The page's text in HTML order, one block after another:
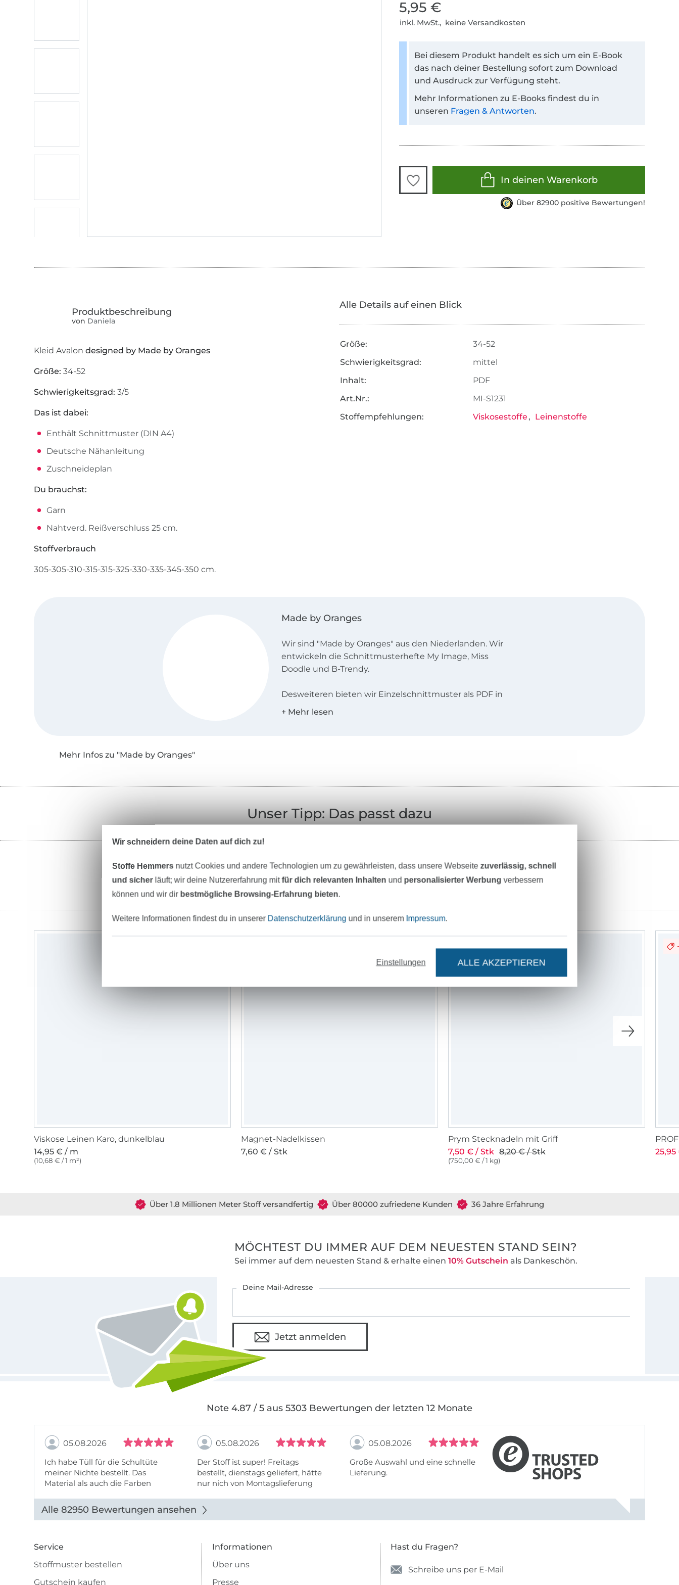
5,95 €
inkl. MwSt., keine Versandkosten
Bei diesem Produkt handelt es sich um ein E-Book
das nach deiner Bestellung sofort zum Download
und Ausdruck zur Verfügung steht.
Mehr Informationen zu E-Books findest du in
unseren Fragen & Antworten.
In deinen Warenkorb
Über 82900 positive Bewertungen!
von Daniela
Kleid Avalondesigned by Made by Oranges
Größe: 34-52
Schwierigkeitsgrad: 3/5
Das ist dabei:
Enthält Schnittmuster (DIN A4)
Deutsche Nähanleitung
Zuschneideplan
Du brauchst:
Garn
Nahtverd. Reißverschluss 25 cm.
Stoffverbrauch
305-305-310-315-315-325-330-335-345-350 cm.
Alle Details auf einen Blick
Größe:
34-52
Schwierigkeitsgrad:
mittel
Inhalt:
PDF
Art.Nr.:
MI-S1231
Stoffempfehlungen:
Viskosestoffe Leinenstoffe
Made by Oranges
Wir sind "Made by Oranges" aus den Niederlanden. Wir
entwickeln die Schnittmusterhefte My Image, Miss
Doodle und B-Trendy.
Desweiteren bieten wir Einzelschnittmuster als PDF in
den Landessprachen Deutsch, Englisch, Niederländisch
Mehr Infos zu "Made by Oranges"
Unser Tipp: Das passt dazu
Stoffe Nähzubehör
Viskose Leinen Karo, dunkelblau
14,95 € / m
(10,68 € / 1 m²)
Magnet-Nadelkissen
7,60 € / Stk
-9%
Prym Stecknadeln mit Griff
7,50 € / Stk 8,20 € / Stk
(750,00 € / 1 kg)
Über 1.8 Millionen Meter Stoff versandfertig Über 80000 zufriedene Kunden 36 Jahre Erfahrung
MÖCHTEST DU IMMER AUF DEM NEUESTEN STAND SEIN?
Sei immer auf dem neuesten Stand & erhalte einen 10% Gutschein als Dankeschön.
Deine Mail-Adresse
Jetzt anmelden
Note 4.87 / 5 aus 5303 Bewertungen der letzten 12 Monate
05.08.2026
Ich habe Tüll für die Schultüte
meiner Nichte bestellt. Das
Material als auch die Farben
Abbildung u sieht toll aus. Die
Lieferung erfolgte zügig u auch
05.08.2026
Der Stoff ist super! Freitags
bestellt, dienstags geliefert, hätte
nur nich von Montagslieferung
05.08.2026
Große Auswahl und eine schnelle
Lieferung.
Alle 82950 Bewertungen ansehen
Service
Stoffmuster bestellen
Gutschein kaufen
Informationen
Über uns
Presse
Hast du Fragen?
Schreibe uns per E-Mail
Wir schneidern deine Daten auf dich zu!
Stoffe Hemmers nutzt Cookies und andere Technologien um zu gewährleisten, dass unsere Webseitezuverlässig, schnell
und sicherläuft; wir deine Nutzererfahrung mitfür dich relevanten Inhalten und personalisierter Werbung verbessern
können und wir dir bestmögliche Browsing-Erfahrung bieten.
Weitere Informationen findest du in unserer Datenschutzerklärung und in unserem Impressum.
Einstellungen ALLE AKZEPTIEREN